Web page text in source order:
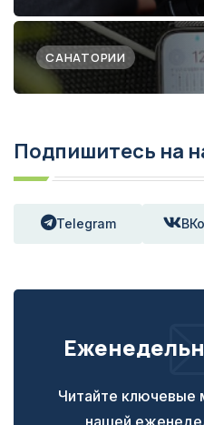
САНАТОРИИ
Подпишитесь на
Telegram
Читайте ключевые
нашей